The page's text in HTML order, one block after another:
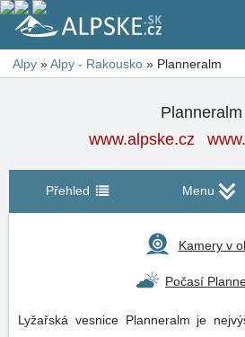
Alpy »Alpy - Rakousko » Planneralm
Planneralm
www.alpske.cz
Přehled Menu
Kamery v
Počasí
Lyžařská vesnice Planneralm je